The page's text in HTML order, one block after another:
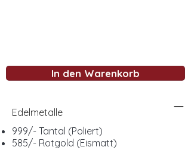
In den Warenkorb
Edelmetalle
999/- Tantal (Poliert)
585/- Rotgold (Eismatt)